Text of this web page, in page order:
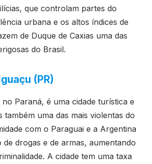
que controlam partes do
urbana e os altos índices de
de Duque de Caxias uma das
do Brasil.
(PR)
Paraná, é uma cidade turística e
também uma das mais violentas do
com o Paraguai e a Argentina
drogas e de armas, aumentando
A cidade tem uma taxa